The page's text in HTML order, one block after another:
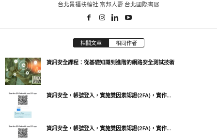
台北景福扶輪社 富邦人壽 台北國際書展
相關文章 相同作者
資訊安全課程：從基礎知識到進階的網路安全測試技術
資訊安全，帳號登入，實施雙因素認證(2FA)，實作...
資訊安全，帳號登入，實施雙因素認證(2FA)，實作...